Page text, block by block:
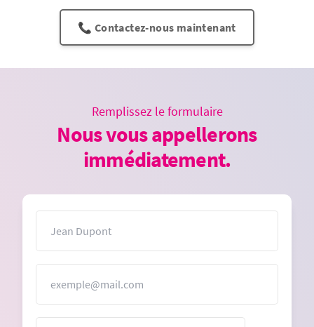
📞 Contactez-nous maintenant
Remplissez le formulaire
Nous vous appellerons
immédiatement.